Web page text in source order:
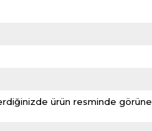
ürün resminde